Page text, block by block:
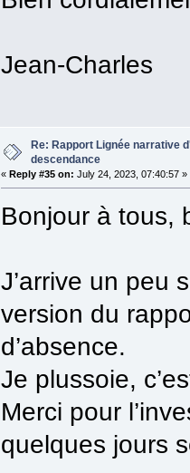
Jean-Charles
Re: Rapport Lignée narrative
descendance
«Reply #35 on: July 24, 2023, 07:40:57 »
Bonjour à tous,
J’arrive un peu
version du
d’absence.
Je plussoie,
Merci pour
quelques jours